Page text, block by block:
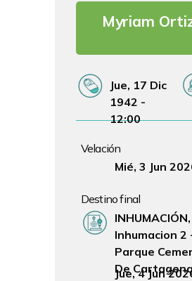
Myriam
Fecha de Nacimiento
Jue, 17 Dic
1942 -
12:00
Velación
Fecha y hora
Mié, 3 Jun
Destino final
Lugar Ceremonia
Inhumacion
Parque
De
Fecha y hora
Jue, 4 Jun